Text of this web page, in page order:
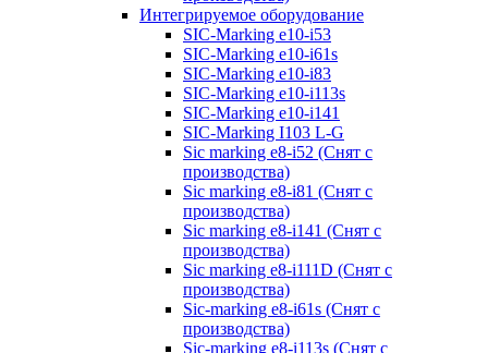
Интегрируемое оборудование
SIC-Marking e10-i53
SIC-Marking e10-i61s
SIC-Marking e10-i83
SIC-Marking e10-i113s
SIC-Marking e10-i141
SIC-Marking I103 L-G
Sic marking e8-i52 (Снят с
производства)
Sic marking e8-i81 (Снят с
производства)
Sic marking e8-i141 (Снят с
производства)
Sic marking e8-i111D (Снят с
производства)
Sic-marking e8-i61s (Снят с
производства)
Sic-marking e8-i113s (Снят с